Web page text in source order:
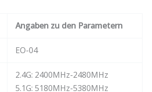
Angaben zu den Parametern
EO-04
2.4G: 2400MHz-2480MHz
5.1G: 5180MHz-5380MHz